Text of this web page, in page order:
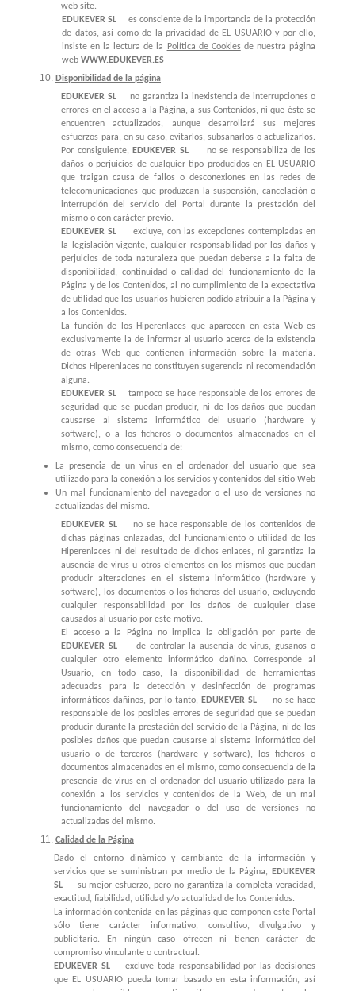
web site.
EDUKEVER SL es consciente de la importancia de la protección
de datos, así como de la privacidad de EL USUARIO y por ello,
insiste en la lectura de la
Política de Cookiesde nuestra página
web WWW.EDUKEVER.ES
Disponibilidad de la página
EDUKEVER SLno garantiza la inexistencia de interrupciones o
errores en el acceso a la Página, a sus Contenidos, ni que éste se
encuentren actualizados, aunque desarrollará sus mejores
esfuerzos para, en su caso, evitarlos, subsanarlos o actualizarlos.
Por consiguiente, EDUKEVER SLno se responsabiliza de los
daños o perjuicios de cualquier tipo producidos en EL USUARIO
que traigan causa de fallos o desconexiones en las redes de
telecomunicaciones que produzcan la suspensión, cancelación o
interrupción del servicio del Portal durante la prestación del
mismo o con carácter previo.
EDUKEVER SL excluye, con las excepciones contempladas en
la legislación vigente, cualquier responsabilidad por los daños y
perjuicios de toda naturaleza que puedan deberse a la falta de
disponibilidad, continuidad o calidad del funcionamiento de la
Página y de los Contenidos, al no cumplimiento de la expectativa
de utilidad que los usuarios hubieren podido atribuir a la Página y
a los Contenidos.
La función de los Hiperenlaces que aparecen en esta Web es
exclusivamente la de informar al usuario acerca de la existencia
de otras Web que contienen información sobre la materia.
Dichos Hiperenlaces no constituyen sugerencia ni recomendación
alguna.
EDUKEVER SL tampoco se hace responsable de los errores de
seguridad que se puedan producir, ni de los daños que puedan
causarse al sistema informático del usuario (hardware y
software), o a los ficheros o documentos almacenados en el
mismo, como consecuencia de:
La presencia de un virus en el ordenador del usuario que sea
utilizado para la conexión a los servicios y contenidos del sitio Web
Un mal funcionamiento del navegador o el uso de versiones no
actualizadas del mismo.
EDUKEVER SL no se hace responsable de los contenidos de
dichas páginas enlazadas, del funcionamiento o utilidad de los
Hiperenlaces ni del resultado de dichos enlaces, ni garantiza la
ausencia de virus u otros elementos en los mismos que puedan
producir alteraciones en el sistema informático (hardware y
software), los documentos o los ficheros del usuario, excluyendo
cualquier responsabilidad por los daños de cualquier clase
causados al usuario por este motivo.
El acceso a la Página no implica la obligación por parte de
EDUKEVER SL de controlar la ausencia de virus, gusanos o
cualquier otro elemento informático dañino. Corresponde al
Usuario, en todo caso, la disponibilidad de herramientas
adecuadas para la detección y desinfección de programas
informáticos dañinos, por lo tanto, EDUKEVER SL no se hace
responsable de los posibles errores de seguridad que se puedan
producir durante la prestación del servicio de la Página, ni de los
posibles daños que puedan causarse al sistema informático del
usuario o de terceros (hardware y software), los ficheros o
documentos almacenados en el mismo, como consecuencia de la
presencia de virus en el ordenador del usuario utilizado para la
conexión a los servicios y contenidos de la Web, de un mal
funcionamiento del navegador o del uso de versiones no
actualizadas del mismo.
Calidad de la Página
Dado el entorno dinámico y cambiante de la información y
servicios que se suministran por medio de la Página,
EDUKEVER
SLsu mejor esfuerzo, pero no garantiza la completa veracidad,
exactitud, fiabilidad, utilidad y/o actualidad de los Contenidos.
La información contenida en las páginas que componen este Portal
sólo tiene carácter informativo, consultivo, divulgativo y
publicitario. En ningún caso ofrecen ni tienen carácter de
compromiso vinculante o contractual.
EDUKEVER SLexcluye toda responsabilidad por las decisiones
que EL USUARIO pueda tomar basado en esta información, así